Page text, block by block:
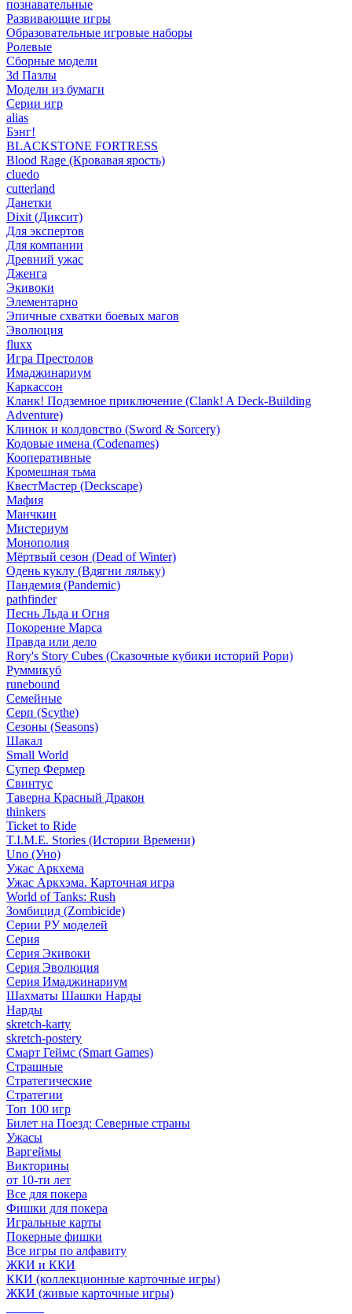
познавательные
Развивающие игры
Образовательные игровые наборы
Ролевые
Сборные модели
3d Пазлы
Модели из бумаги
Серии игр
alias
Бэнг!
BLACKSTONE FORTRESS
Blood Rage (Кровавая ярость)
cluedo
cutterland
Данетки
Dixit (Диксит)
Для экспертов
Для компании
Древний ужас
Дженга
Экивоки
Элементарно
Эпичные схватки боевых магов
Эволюция
fluxx
Игра Престолов
Имаджинариум
Каркассон
Кланк! Подземное приключение (Clank! A Deck-Building
Adventure)
Клинок и колдовство (Sword & Sorcery)
Кодовые имена (Codenames)
Кооперативные
Кромешная тьма
КвестМастер (Deckscape)
Мафия
Манчкин
Мистериум
Монополия
Мёртвый сезон (Dead of Winter)
Одень куклу (Вдягни ляльку)
Пандемия (Pandemic)
pathfinder
Песнь Льда и Огня
Покорение Марса
Правда или дело
Rory's Story Cubes (Сказочные кубики историй Рори)
Руммикуб
runebound
Семейные
Серп (Scythe)
Сезоны (Seasons)
Шакал
Small World
Супер Фермер
Свинтус
Таверна Красный Дракон
thinkers
Ticket to Ride
T.I.M.E. Stories (Истории Времени)
Uno (Уно)
Ужас Аркхема
Ужас Аркхэма. Карточная игра
World of Tanks: Rush
Зомбицид (Zombicide)
Серии РУ моделей
Серия
Серия Экивоки
Серия Эволюция
Серия Имаджинариум
Шахматы Шашки Нарды
Нарды
skretch-karty
skretch-postery
Смарт Геймс (Smart Games)
Страшные
Стратегические
Стратегии
Топ 100 игр
Билет на Поезд: Северные страны
Ужасы
Варгеймы
Викторины
от 10-ти лет
Все для покера
Фишки для покера
Игральные карты
Покерные фишки
Все игры по алфавиту
ЖКИ и ККИ
ККИ (коллекционные карточные игры)
ЖКИ (живые карточные игры)